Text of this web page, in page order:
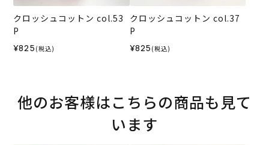
クロッシュコットン col.53
P
¥825 (税込)
クロッシュコットン col.37
P
¥825 (税込)
他のお客様はこちらの商品も見て
います